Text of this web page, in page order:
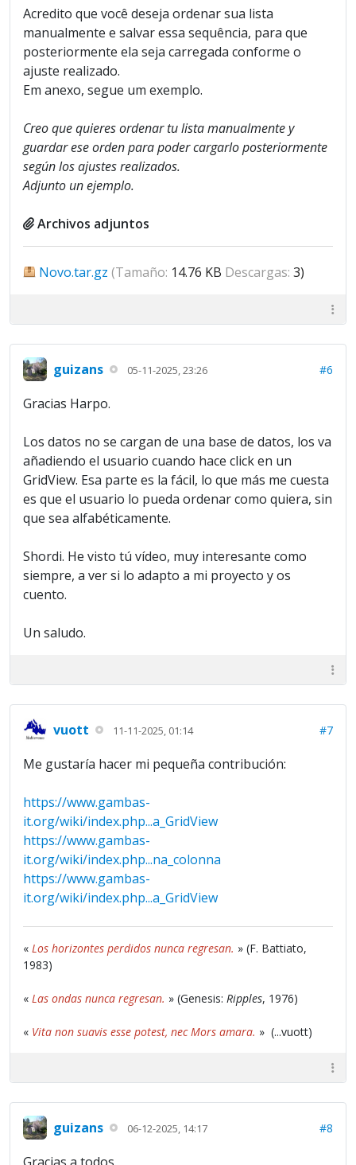
Acredito que você deseja ordenar sua lista
manualmente e salvar essa sequência, para que
posteriormente ela seja carregada conforme o
ajuste realizado.
Em anexo, segue um exemplo.
Creo que quieres ordenar tu lista manualmente y
guardar ese orden para poder cargarlo posteriormente
según los ajustes realizados.
Adjunto un ejemplo.
Archivos adjuntos
Novo.tar.gz (Tamaño: 14.76 KB Descargas: 3)
guizans 05-11-2025, 23:26 #6
Gracias Harpo.
Los datos no se cargan de una base de datos, los va
añadiendo el usuario cuando hace click en un
GridView. Esa parte es la fácil, lo que más me cuesta
es que el usuario lo pueda ordenar como quiera, sin
que sea alfabéticamente.
Shordi. He visto tú vídeo, muy interesante como
siempre, a ver si lo adapto a mi proyecto y os
cuento.
Un saludo.
vuott 11-11-2025, 01:14 #7
Me gustaría hacer mi pequeña contribución:
https://www.gambas-
it.org/wiki/index.php...a_GridView
https://www.gambas-
it.org/wiki/index.php...na_colonna
https://www.gambas-
it.org/wiki/index.php...a_GridView
« Los horizontes perdidos nunca regresan. » (F. Battiato,
1983)
« Las ondas nunca regresan. » (Genesis: Ripples, 1976)
« Vita non suavis esse potest, nec Mors amara. » (...vuott)
guizans 06-12-2025, 14:17 #8